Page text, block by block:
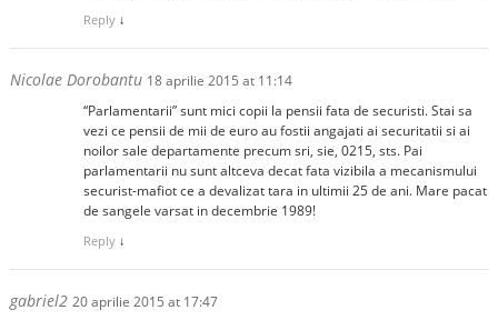
Reply ↓
Nicolae Dorobantu 18 aprilie 2015 at 11:14
“Parlamentarii” sunt mici copii la pensii fata de securisti. Stai sa
vezi ce pensii de mii de euro au fostii angajati ai securitatii si ai
noilor sale departamente precum sri, sie, 0215, sts. Pai
parlamentarii nu sunt altceva decat fata vizibila a mecanismului
securist-mafiot ce a devalizat tara in ultimii 25 de ani. Mare pacat
de sangele varsat in decembrie 1989!
Reply ↓
gabriel2 20 aprilie 2015 at 17:47